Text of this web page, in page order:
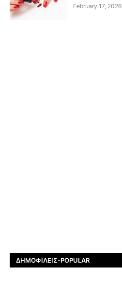
February 17, 2026
ΔΗΜΟΦΙΛΕΊΣ-POPULAR